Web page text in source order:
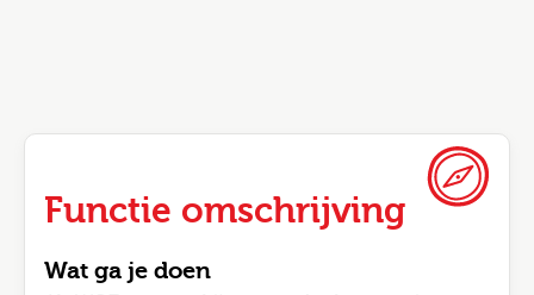
Functie omschrijving
Wat ga je doen